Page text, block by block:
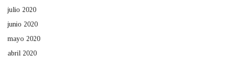
julio 2020
junio 2020
mayo 2020
abril 2020